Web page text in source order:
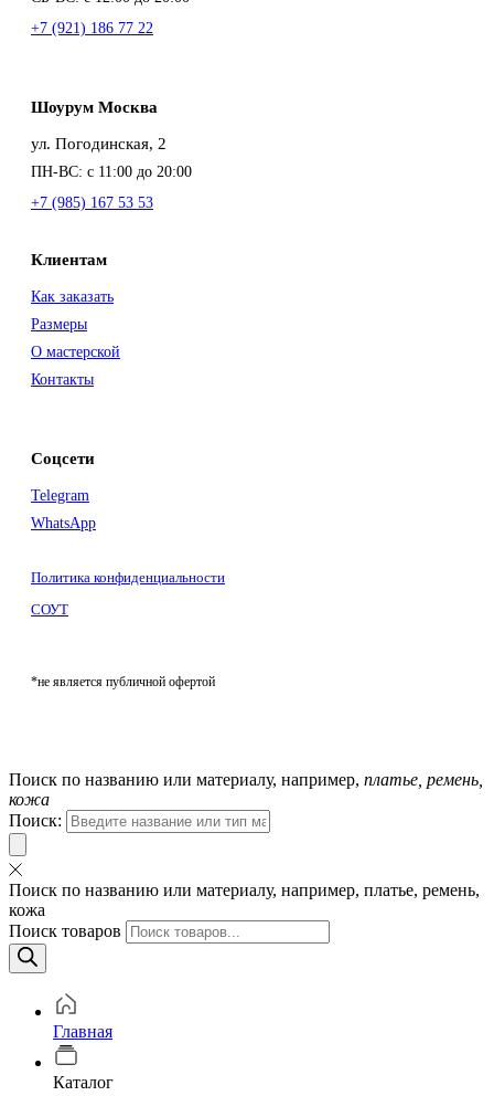
+7 (921) 186 77 22
Шоурум Москва
ул. Погодинская, 2
ПН-ВС: с 11:00 до 20:00
+7 (985) 167 53 53
Клиентам
Как заказать
Размеры
О мастерской
Контакты
Соцсети
Telegram
WhatsApp
Политика конфиденциальности
СОУТ
*не является публичной офертой
Поиск по названию или материалу, например, платье, ремень,
кожа
Поиск:
Поиск по названию или материалу, например, платье, ремень,
кожа
Поиск товаров
Главная
Каталог